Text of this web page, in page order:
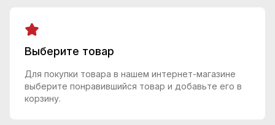
Выберите товар
Для покупки товара в нашем интернет-магазине
выберите понравившийся товар и добавьте его в
корзину.